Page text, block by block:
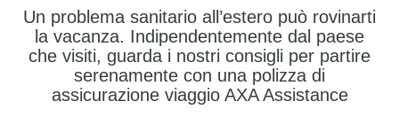
Un problema sanitario all’estero può rovinarti
la vacanza. Indipendentemente dal paese
che visiti, guarda i nostri consigli per partire
serenamente con una polizza di
assicurazione viaggio AXA Assistance